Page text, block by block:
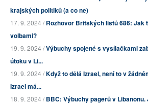
krajských politiků (a co ne)
17. 9. 2024 /Rozhovor Britských listů 686: Jak
volbami?
19. 9. 2024 /Výbuchy spojené s vysílačkami
útoku v Li...
19. 9. 2024 /Když to dělá Izrael, není to v
Izrael má...
18. 9. 2024 /BBC: Výbuchy pagerů v